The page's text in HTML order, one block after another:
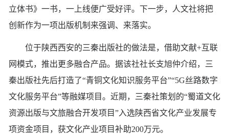
立体书》一书，一上线便广受好评。下一步，人文社将把
创新作为一项出版机制来强调、来落实。
位于陕西西安的三秦出版社的做法是，借助文献+互联
网模式，推出更多融合产品。据该社社长支旭仲介绍，三
秦出版社先后打造了“青铜文化知识服务平台”“5G丝路数字
文化服务平台”等融媒项目。近期，三秦社策划的“蜀道文化
资源出版与文旅融合开发项目”入选陕西省文化产业发展专
项资金项目，获文化产业项目补助200万元。